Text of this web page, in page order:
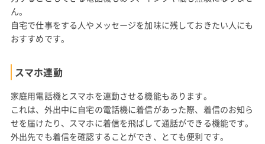
ん。
自宅で仕事をする人やメッセージを加味に残しておきたい人にも
おすすめです。
スマホ連動
家庭用電話機とスマホを連動させる機能もあります。
これは、外出中に自宅の電話機に着信があった際、着信のお知ら
せを届けたり、スマホに着信を飛ばして通話ができる機能です。
外出先でも着信を確認することができ、とても便利です。